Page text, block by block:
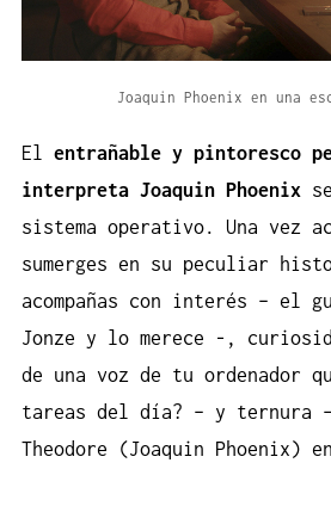
Joaquin Phoenix en una
El entrañable y pintoresco
interpreta Joaquin Phoenix
sistema operativo. Una vez
sumerges en su peculiar
acompañas con interés – el
Jonze y lo merece -,
de una voz de tu ordenador
tareas del día? – y ternura
Theodore (Joaquin Phoenix)